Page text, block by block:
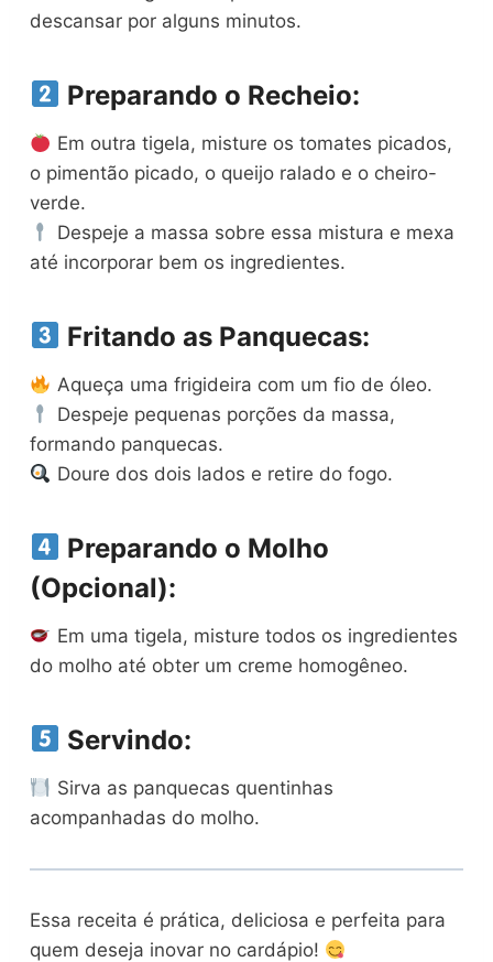
descansar por alguns minutos.
Preparando o Recheio:
Em outra tigela, misture os tomates picados,
o pimentão picado, o queijo ralado e o cheiro-
verde.
Despeje a massa sobre essa mistura e mexa
até incorporar bem os ingredientes.
Fritando as Panquecas:
Aqueça uma frigideira com um fio de óleo.
Despeje pequenas porções da massa,
formando panquecas.
Doure dos dois lados e retire do fogo.
Preparando o Molho
(Opcional):
Em uma tigela, misture todos os ingredientes
do molho até obter um creme homogêneo.
Servindo:
Sirva as panquecas quentinhas
acompanhadas do molho.
Essa receita é prática, deliciosa e perfeita para
quem deseja inovar no cardápio!